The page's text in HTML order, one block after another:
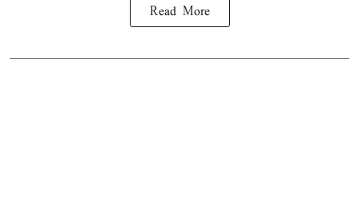
Read More